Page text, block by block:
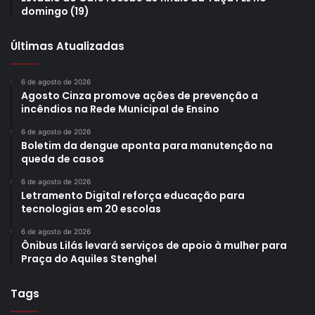
Natal de Londrina
Natal de Londrina 2023
passarela flutuante
domingo (19)
Últimas Atualizadas
6 de agosto de 2026
Agosto Cinza promove ações de prevenção a
incêndios na Rede Municipal de Ensino
6 de agosto de 2026
Boletim da dengue aponta para manutenção na
queda de casos
6 de agosto de 2026
Letramento Digital reforça educação para
tecnologias em 20 escolas
6 de agosto de 2026
Ônibus Lilás levará serviços de apoio à mulher para
Praça do Aquiles Stenghel
Tags